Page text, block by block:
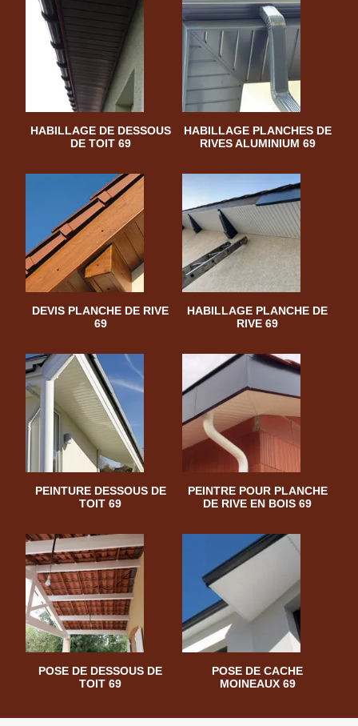
HABILLAGE DE DESSOUS
DE TOIT 69
HABILLAGE PLANCHES DE
RIVES ALUMINIUM 69
DEVIS PLANCHE DE RIVE
69
HABILLAGE PLANCHE DE
RIVE 69
PEINTURE DESSOUS DE
TOIT 69
PEINTRE POUR PLANCHE
DE RIVE EN BOIS 69
POSE DE DESSOUS DE
TOIT 69
POSE DE CACHE
MOINEAUX 69